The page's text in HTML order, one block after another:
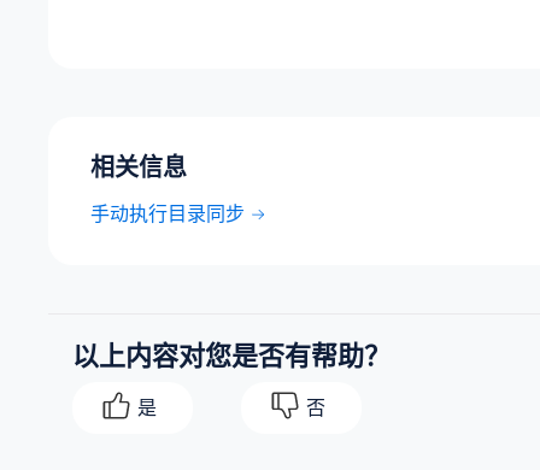
相关信息
手动执行目录同步
以上内容对您是否有帮助？
是 否